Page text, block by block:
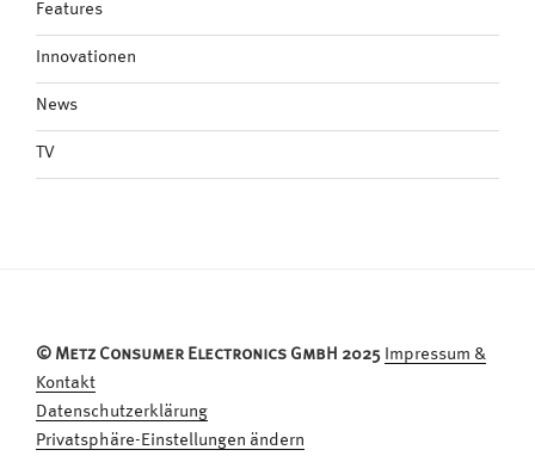
Features
Innovationen
News
TV
© Metz Consumer Electronics GmbH 2025 Impressum &
Kontakt
Datenschutzerklärung
Privatsphäre-Einstellungen ändern